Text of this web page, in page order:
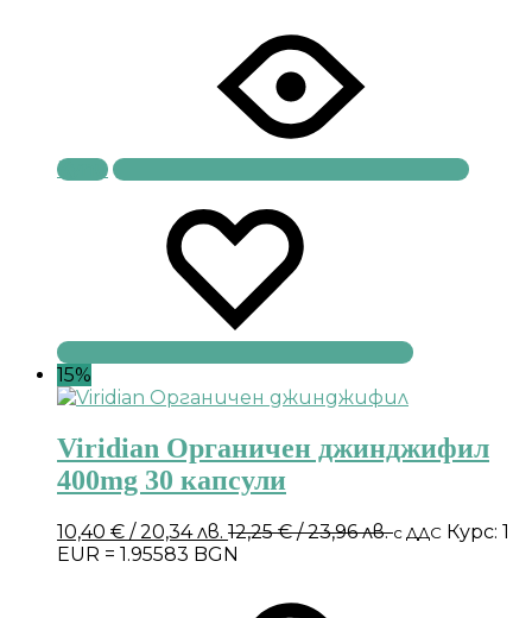
Купи
15%
Viridian Органичен джинджифил
400mg 30 капсули
10,40 € / 20,34 лв. 12,25€/ 23,96 лв.с ДДС Курс: 1
EUR = 1.95583 BGN